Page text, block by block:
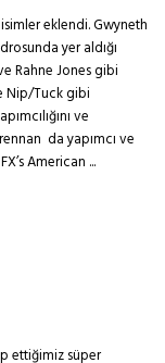
eklendi. Gwyneth
yer aldığı
Rahne Jones gibi
Nip/Tuck gibi
ve
da yapımcı ve
American ...
ettiğimiz süper